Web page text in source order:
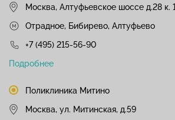
Москва, Алтуфьевское шоссе д.28 к. 1
Отрадное, Бибирево, Алтуфьево
+7 (495) 215-56-90
Подробнее
Поликлиника Митино
Москва, ул. Митинская, д.59